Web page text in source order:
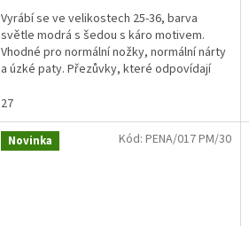
Vyrábí se ve velikostech 25-36, barva
světle modrá s šedou s káro motivem.
Vhodné pro normální nožky, normální nárty
a úzké paty. Přezůvky, které odpovídají
27
Novinka Kód: PENA/017 PM/30